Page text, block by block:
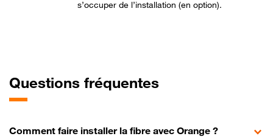
s’occuper de l’installation (en option).
Questions fréquentes
Comment faire installer la fibre avec Orange ?